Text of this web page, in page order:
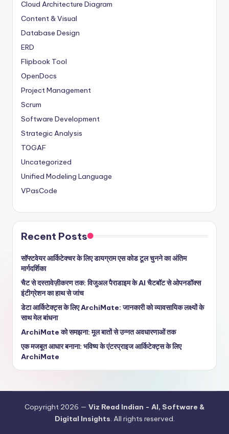
Cloud Architecture Diagram
Content & Visual
Database Design
ERD
Flipbook Tool
OpenDocs
Project Management
Scrum
Software Development
Strategic Analysis
TOGAF
Uncategorized
Unified Modeling Language
VPasCode
Recent Posts
सॉफ्टवेयर आर्किटेक्चर के लिए डायग्राम एस कोड टूल चुनने का अंतिम
मार्गदर्शिका
चैट से दस्तावेज़ीकरण तक: विजुअल पैराडाइम के AI चैटबॉट से ओपनडॉक्स
इंटीग्रेशन का हाथ से जांच
डेटा आर्किटेक्ट्स के लिए ArchiMate: जानकारी को व्यावसायिक लक्ष्यों के
साथ मेल बांधना
ArchiMate को समझना: मूल बातों से उन्नत अवधारणाओं तक
एक मजबूत आधार बनाना: भविष्य के एंटरप्राइज आर्किटेक्ट्स के लिए
ArchiMate
Copyright 2026 — Viz Read Indian - AI, Software &
Digital Insights. All rights reserved.